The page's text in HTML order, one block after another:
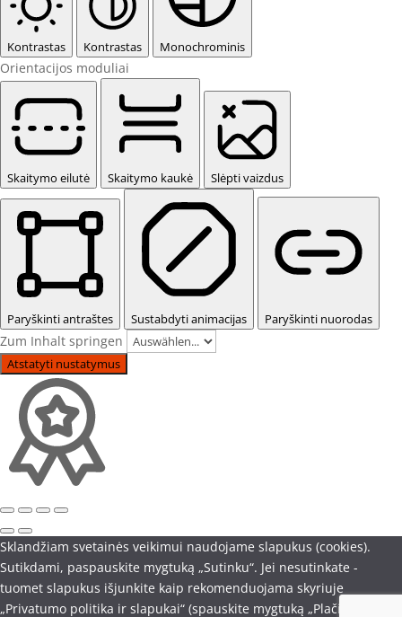
Kontrastas Kontrastas Monochrominis
Orientacijos moduliai
Skaitymo eilutė Skaitymo kaukė Slėpti vaizdus
Paryškinti antraštes Sustabdyti animacijas Paryškinti nuorodas
Zum Inhalt springen
Atstatyti nustatymus
Sklandžiam svetainės veikimui naudojame slapukus (cookies).
Sutikdami, paspauskite mygtuką „Sutinku“. Jei nesutinkate -
tuomet slapukus išjunkite kaip rekomenduojama skyriuje
„Privatumo politika ir slapukai“ (spauskite mygtuką „Plačiau“). Savo